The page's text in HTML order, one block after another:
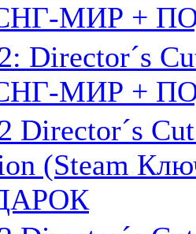
МИР +
Director´s
МИР +
Director´s
(Steam